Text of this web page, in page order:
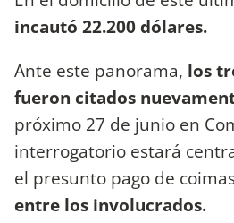
incautó 22.200 dólares.
Ante este panorama, los
fueron citados
próximo 27 de junio en
interrogatorio estará
el presunto pago de
entre los involucrados.